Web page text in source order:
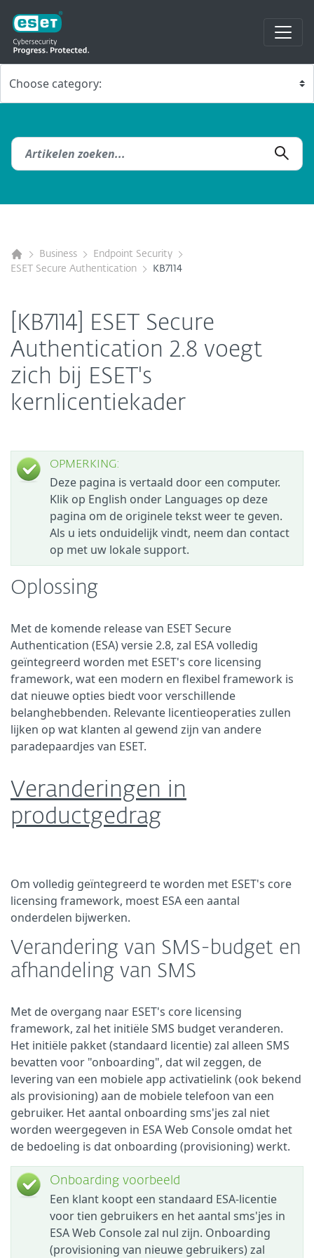
Business
Endpoint Security
ESET Secure Authentication
KB7114
[KB7114] ESET Secure
Authentication 2.8 voegt
zich bij ESET's
kernlicentiekader
OPMERKING:
Deze pagina is vertaald door een computer.
Klik op English onder Languages op deze
pagina om de originele tekst weer te geven.
Als u iets onduidelijk vindt, neem dan contact
op met uw lokale support.
Oplossing
Met de komende release van ESET Secure
Authentication (ESA) versie 2.8, zal ESA volledig
geïntegreerd worden met ESET's core licensing
framework, wat een modern en flexibel framework is
dat nieuwe opties biedt voor verschillende
belanghebbenden. Relevante licentieoperaties zullen
lijken op wat klanten al gewend zijn van andere
paradepaardjes van ESET.
Veranderingen in
productgedrag
Om volledig geïntegreerd te worden met ESET's core
licensing framework, moest ESA een aantal
onderdelen bijwerken.
Verandering van SMS-budget en
afhandeling van SMS
Met de overgang naar ESET's core licensing
framework, zal het initiële SMS budget veranderen.
Het initiële pakket (standaard licentie) zal alleen SMS
bevatten voor "onboarding", dat wil zeggen, de
levering van een mobiele app activatielink (ook bekend
als provisioning) aan de mobiele telefoon van een
gebruiker. Het aantal onboarding sms'jes zal niet
worden weergegeven in ESA Web Console omdat het
de bedoeling is dat onboarding (provisioning) werkt.
Onboarding voorbeeld
Een klant koopt een standaard ESA-licentie
voor tien gebruikers en het aantal sms'jes in
ESA Web Console zal nul zijn. Onboarding
(provisioning van nieuwe gebruikers) zal